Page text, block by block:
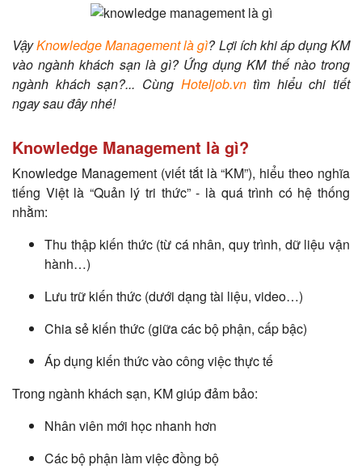
VậyKnowledge Management là gì? Lợi ích khi áp dụng KM
vào ngành khách sạn là gì? Ứng dụng KM thế nào trong
ngành khách sạn?... Cùng Hoteljob.vntìm hiểu chi tiết
ngay sau đây nhé!
Knowledge Management là gì?
Knowledge Management (viết tắt là “KM”), hiểu theo nghĩa
tiếng Việt là “Quản lý tri thức” - là quá trình có hệ thống
nhằm:
Thu thập kiến thức (từ cá nhân, quy trình, dữ liệu vận
hành…)
Lưu trữ kiến thức (dưới dạng tài liệu, video…)
Chia sẻ kiến thức (giữa các bộ phận, cấp bậc)
Áp dụng kiến thức vào công việc thực tế
Trong ngành khách sạn, KM giúp đảm bảo:
Nhân viên mới học nhanh hơn
Các bộ phận làm việc đồng bộ